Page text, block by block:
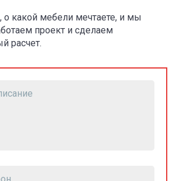
о какой мебели мечтаете, и мы
проект и сделаем
расчет.